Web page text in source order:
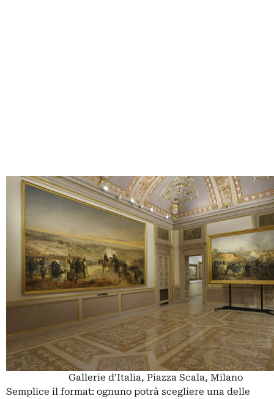
Gallerie d’Italia, Piazza Scala, Milano
Semplice il format: ognuno potrà scegliere una delle